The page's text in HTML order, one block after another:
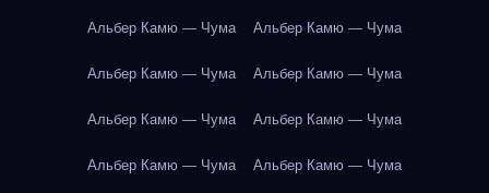
Альбер Камю — Чума Альбер Камю — Чума
Альбер Камю — Чума Альбер Камю — Чума
Альбер Камю — Чума Альбер Камю — Чума
Альбер Камю — Чума Альбер Камю — Чума